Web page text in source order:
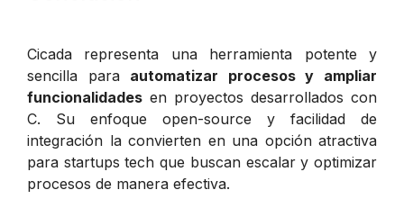
Cicada representa una herramienta potente y
sencilla para automatizar procesos y ampliar
funcionalidades en proyectos desarrollados con
C. Su enfoque open-source y facilidad de
integración la convierten en una opción atractiva
para startups tech que buscan escalar y optimizar
procesos de manera efectiva.